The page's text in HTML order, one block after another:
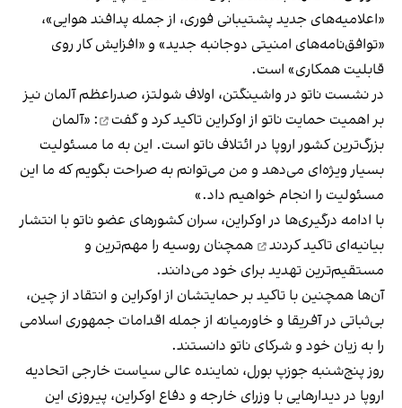
«اعلامیه‌های جدید پشتیبانی فوری، از جمله پدافند هوایی»،
«توافق‌نامه‌های امنیتی دوجانبه جدید» و «افزایش کار روی
قابلیت همکاری» است.
در نشست ناتو در واشینگتن، اولاف شولتز، صدراعظم آلمان نیز
بر اهمیت حمایت ناتو از اوکراین تاکید کرد و گفت
: «آلمان
بزرگ‌ترین کشور اروپا در ائتلاف ناتو است. این به ما مسئولیت
بسیار ویژه‌ای می‌دهد و من می‌توانم به صراحت بگویم که ما این
مسئولیت را انجام خواهیم داد.‌»
با ادامه درگیری‌ها در اوکراین، سران کشورهای عضو ناتو با انتشار
بیانیه‌ای تاکید کردند
همچنان روسیه را مهم‌ترین و
مستقیم‌ترین تهدید برای خود می‌دانند.
آن‌ها همچنین با تاکید بر حمایتشان از اوکراین و انتقاد از چین،
بی‌ثباتی در آفریقا و خاورمیانه از جمله اقدامات جمهوری اسلامی
را به زیان خود و شرکای ناتو دانستند.
روز پنج‌شنبه جوزپ بورل، نماینده عالی سیاست خارجی اتحادیه
اروپا در دیدارهایی با وزرای خارجه و دفاع اوکراین، پیروزی این